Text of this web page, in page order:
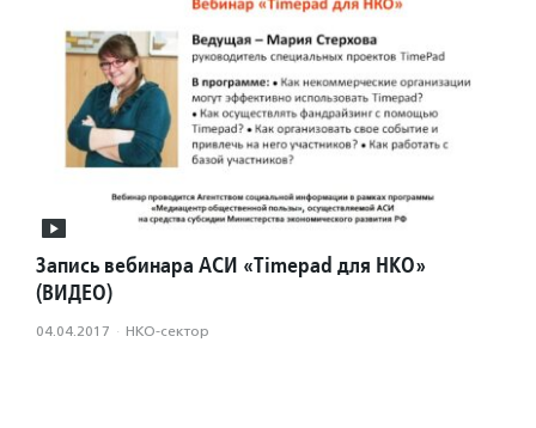
Запись вебинара АСИ «Timepad для НКО»
(ВИДЕО)
04.04.2017 · НКО-сектор